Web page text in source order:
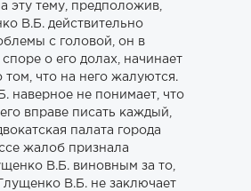
эту тему, предположив,
В.Б. действительно
с головой, он в
о его долах, начинает
том, что на него жалуются.
наверное не понимает, что
вправе писать каждый,
палата города
жалоб признала
В.Б. виновным за то,
В.Б. не заключает